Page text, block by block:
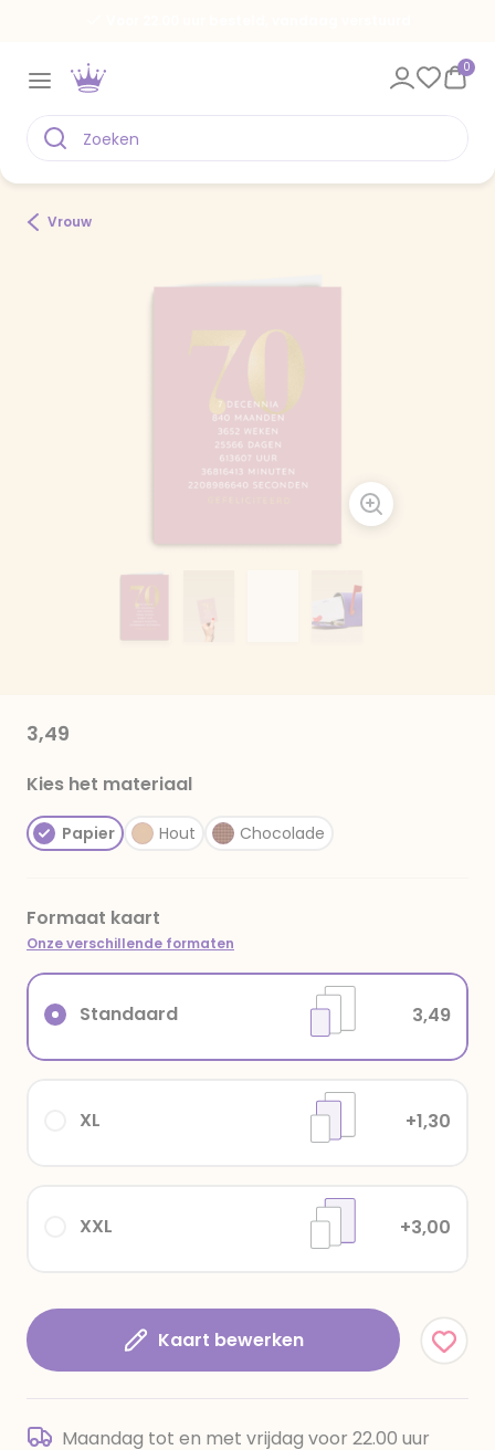
0
Vrouw
3,49
Kies het materiaal
Papier Hout Chocolade
Formaat kaart
Onze verschillende formaten
XXL +3,00
XL +1,30
Standaard 3,49
Kaart bewerken
Maandag tot en met vrijdag voor 22.00 uur